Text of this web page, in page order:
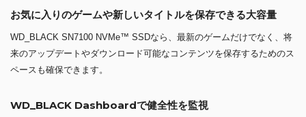
お気に入りのゲームや新しいタイトルを保存できる大容量
WD_BLACK SN7100 NVMe™ SSDなら、最新のゲームだけでなく、将
来のアップデートやダウンロード可能なコンテンツを保存するためのス
ペースも確保できます。
WD_BLACK Dashboardで健全性を監視